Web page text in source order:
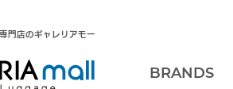
門店のギャレリアモー
BRANDS